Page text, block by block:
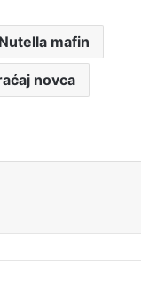
mafin
novca